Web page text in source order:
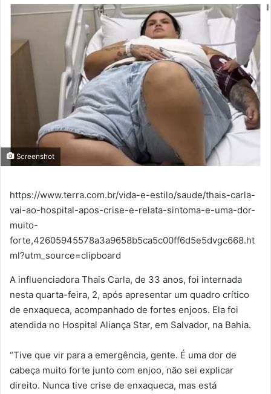
Screenshot
https://www.terra.com.br/vida-e-estilo/saude/thais-carla-
vai-ao-hospital-apos-crise-e-relata-sintoma-e-uma-dor-
muito-
forte,42605945578a3a9658b5ca5c00ff6d5e5dvgc668.ht
ml?utm_source=clipboard
A influenciadora Thais Carla, de 33 anos, foi internada
nesta quarta-feira, 2, após apresentar um quadro crítico
de enxaqueca, acompanhado de fortes enjoos. Ela foi
atendida no Hospital Aliança Star, em Salvador, na Bahia.
“Tive que vir para a emergência, gente. É uma dor de
cabeça muito forte junto com enjoo, não sei explicar
direito. Nunca tive crise de enxaqueca, mas está